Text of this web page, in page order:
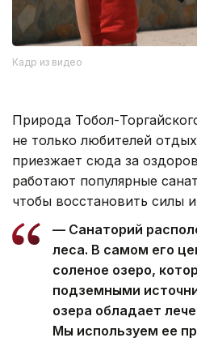
Кадр из видео
Природа Тобол-
не только любителей
приезжает сюда за
работают популярные
чтобы восстановить силы
— Санаторий
леса. В самом его
соленое озеро,
подземными
озера обладает
Мы используем ее